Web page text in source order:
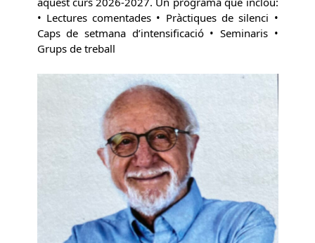
• Lectures comentades • Pràctiques de silenci •
Caps de setmana d’intensificació • Seminaris •
Grups de treball